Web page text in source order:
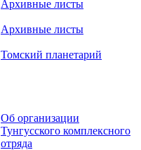
Архивные листы
Архивные листы
Томский планетарий
Об организации
Тунгусского комплексного
отряда